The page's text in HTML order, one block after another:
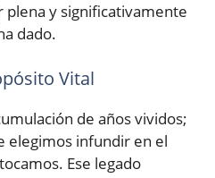
y significativamente
dado.
Vital
de años vividos;
elegimos infundir en el
Ese legado